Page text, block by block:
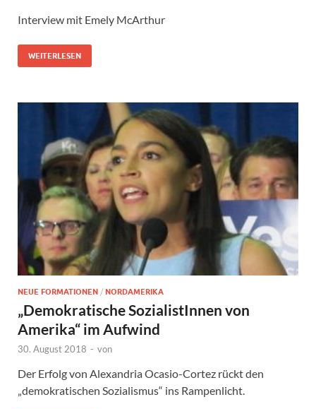
Interview mit Emely McArthur
WEITERLESEN
NEUE FORMATIONEN / NORDAMERIKA
„Demokratische SozialistInnen von
Amerika“ im Aufwind
30. August 2018 - von
Der Erfolg von Alexandria Ocasio-Cortez rückt den
„demokratischen Sozialismus“ ins Rampenlicht.